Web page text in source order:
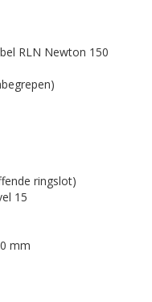
RLN Newton 150
ringslot)
15
mm